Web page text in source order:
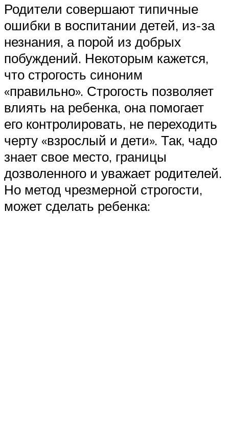
Родители совершают типичные
ошибки в воспитании детей, из-за
незнания, а порой из добрых
побуждений. Некоторым кажется,
что строгость синоним
«правильно». Строгость позволяет
влиять на ребенка, она помогает
его контролировать, не переходить
черту «взрослый и дети». Так, чадо
знает свое место, границы
дозволенного и уважает родителей.
Но метод чрезмерной строгости,
может сделать ребенка: